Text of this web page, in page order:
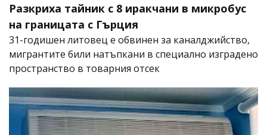
Разкриха тайник с 8 иракчани в микробус
на границата с Гърция
31-годишен литовец е обвинен за каналджийство,
мигрантите били натъпкани в специално изградено
пространство в товарния отсек